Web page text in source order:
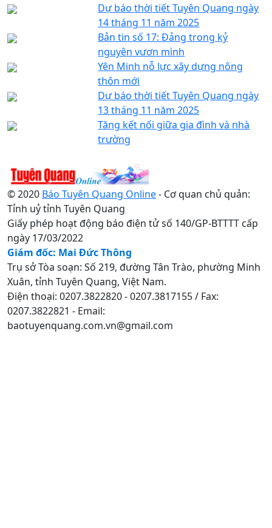
Dự báo thời tiết Tuyên Quang ngày
14 tháng 11 năm 2025
Bản tin số 17: Đảng trong kỷ
nguyên vươn mình
Yên Minh nỗ lực xây dựng nông
thôn mới
Dự báo thời tiết Tuyên Quang ngày
13 tháng 11 năm 2025
Tăng kết nối giữa gia đình và nhà
trường
© 2020 Báo Tuyên Quang Online- Cơ quan chủ quản:
Tỉnh uỷ tỉnh Tuyên Quang
Giấy phép hoạt động báo điện tử số 140/GP-BTTTT cấp
ngày 17/03/2022
Giám đốc: Mai Đức Thông
Trụ sở Tòa soạn: Số 219, đường Tân Trào, phường Minh
Xuân, tỉnh Tuyên Quang, Việt Nam.
Điện thoại: 0207.3822820 - 0207.3817155 / Fax:
0207.3822821 - Email:
baotuyenquang.com.vn@gmail.com